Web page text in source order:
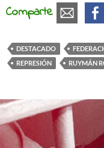
Comparte
DESTACADO
REPRESIÓN
RUYMÁN